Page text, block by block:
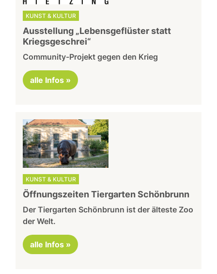
KUNST & KULTUR
Ausstellung „Lebensgeflüster statt
Kriegsgeschrei“
Community-Projekt gegen den Krieg
alle Infos »
KUNST & KULTUR
Öffnungszeiten Tiergarten Schönbrunn
Der Tiergarten Schönbrunn ist der älteste Zoo
der Welt.
alle Infos »